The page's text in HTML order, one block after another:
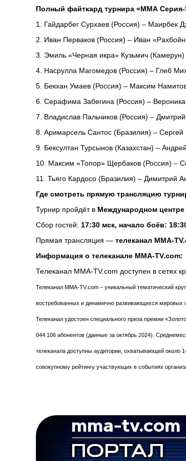
Полный файткард турнира «ММА Серия-
1. Гайдарбег Сурхаев (Россия) – Маирбек
2. Иван Перваков (Россия) – Иван
3. Эмиль «Черная икра» Кузьмич
4. Насрулла Магомедов (Россия) – Глеб
5. Бекхан Умаев (Россия) – Максим
6. Серафима Забегина (Россия) –
7. Владислав Пальчиков (Россия) –
8. Аримарсель Сантос (Бразилия) – Сергей
9. Бексултан Турсынов (Казахстан) –
10. Максим «Топор» Щербаков (Россия) –
11. Тьяго Кардосо (Бразилия) – Димитрий
Где смотреть прямую трансляцию
Турнир пройдёт в Международном
Сбор гостей: 17:30 мск, начало боёв:
Прямая трансляция — телеканал MMA-TV.
Информация о телеканале MMA-TV.com:
Телеканал MMA-TV.com доступен в сетях
Телеканал MMA-TV.com – уникальный тематический
востребованных и динамично развивающихся мировых
Телеканал удостоен специального приза премии
044 106 абонентов (данные за октябрь 2024).
телеканала доступны аудитории, охватывающей около
совокупному рейтингу участвующих в событиях